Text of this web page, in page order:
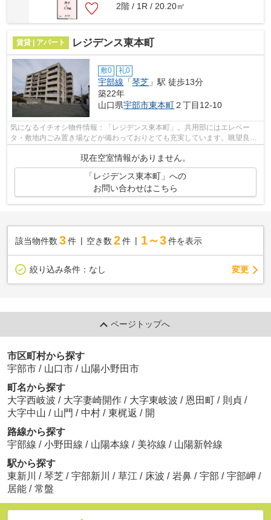
2階 / 1R / 20.20㎡
賃貸 | アパート レジデンス東本町
敷0 礼0
宇部線 「琴芝 」駅 徒歩13分
築22年
山口県宇部市東本町２丁目12-10
気になるイチオシ物件情報：「レジデンス東本町」。共用部にはエレベー
タ・敷地内ごみ置き場などが備わっておりとても充実しています。眺望良好
現在空室情報がありません。
「レジデンス東本町」への
お問い合わせはこちら
該当物件数 3件 空き数 2 件 1～3 件を表示
絞り込み条件： なし 変更
ページトップへ
市区町村から探す
宇部市 / 山口市 / 山陽小野田市
町名から探す
大字西岐波 / 大字妻崎開作 / 大字東岐波 / 恩田町 / 則貞 /
大字中山 / 山門 / 中村 / 東梶返 / 開
路線から探す
宇部線 / 小野田線 / 山陽本線 / 美祢線 / 山陽新幹線
駅から探す
東新川
/ 琴芝 / 宇部新川 / 草江 / 床波 / 岩鼻 / 宇部 / 宇部岬 /
居能 / 常盤